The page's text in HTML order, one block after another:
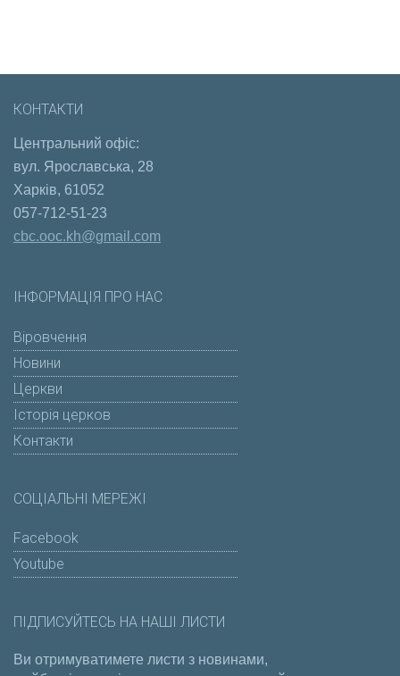
КОНТАКТИ
Центральний офіс:
вул. Ярославська, 28
Харків, 61052
057-712-51-23
cbc.ooc.kh@gmail.com
ІНФОРМАЦІЯ ПРО НАС
Віровчення
Новини
Церкви
Історія церков
Контакти
СОЦІАЛЬНІ МЕРЕЖІ
Facebook
Youtube
ПІДПИСУЙТЕСЬ НА НАШІ ЛИСТИ
Ви отримуватимете листи з новинами,